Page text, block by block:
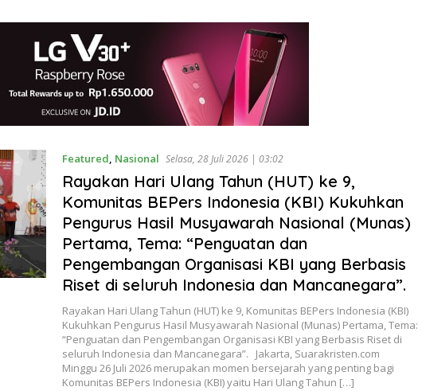
Featured, Nasional Selasa, 28 Juli 2026 | 03:02
Rayakan Hari Ulang Tahun (HUT) ke 9,
Komunitas BEPers Indonesia (KBI) Kukuhkan
Pengurus Hasil Musyawarah Nasional (Munas)
Pertama, Tema: “Penguatan dan
Pengembangan Organisasi KBI yang Berbasis
Riset di seluruh Indonesia dan Mancanegara”.
Rayakan Hari Ulang Tahun (HUT) ke 9, Komunitas BEPers Indonesia (KBI)
Kukuhkan Pengurus Hasil Musyawarah Nasional (Munas) Pertama, Tema:
“Penguatan dan Pengembangan Organisasi KBI yang Berbasis Riset di
seluruh Indonesia dan Mancanegara”. Jakarta, Suarakristen.com
Minggu 26 Juli 2026 merupakan momen bersejarah yang penting bagi
Komunitas BEPers Indonesia (KBI) yaitu Hari Ulang Tahun […]